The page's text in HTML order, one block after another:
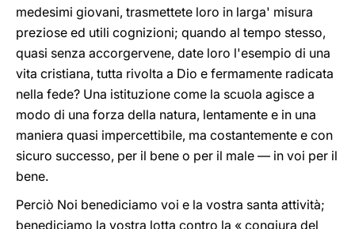
medesimi giovani, trasmettete loro in larga' misura
preziose ed utili cognizioni; quando al tempo stesso,
quasi senza accorgervene, date loro l'esempio di una
vita cristiana, tutta rivolta a Dio e fermamente radicata
nella fede? Una istituzione come la scuola agisce a
modo di una forza della natura, lentamente e in una
maniera quasi impercettibile, ma costantemente e con
sicuro successo, per il bene o per il male — in voi per il
bene.
Perciò Noi benediciamo voi e la vostra santa attività;
benediciamo la vostra lotta contro la « congiura del